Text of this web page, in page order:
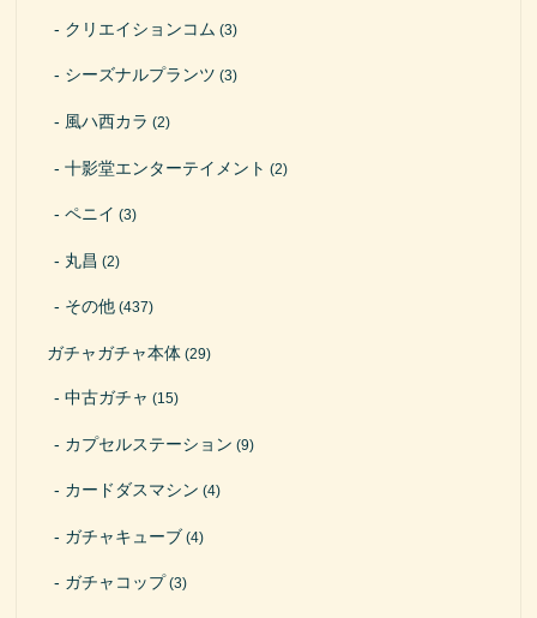
クリエイションコム (3)
シーズナルプランツ (3)
風ハ西カラ (2)
十影堂エンターテイメント (2)
ペニイ (3)
丸昌 (2)
その他 (437)
ガチャガチャ本体 (29)
中古ガチャ (15)
カプセルステーション (9)
カードダスマシン (4)
ガチャキューブ (4)
ガチャコップ(3)